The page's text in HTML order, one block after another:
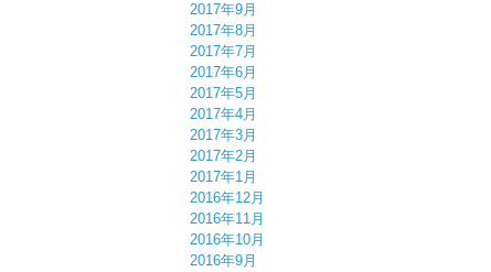
2017年9月
2017年8月
2017年7月
2017年6月
2017年5月
2017年4月
2017年3月
2017年2月
2017年1月
2016年12月
2016年11月
2016年10月
2016年9月